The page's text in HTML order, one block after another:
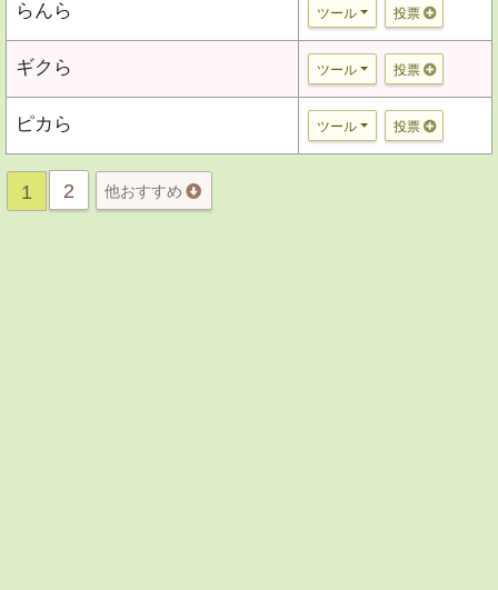
らんら ツール 投票
ギクら ツール 投票
ピカら ツール 投票
1 2 他おすすめ